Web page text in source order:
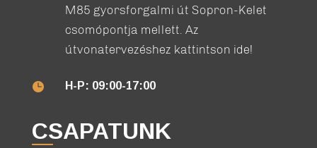
M85 gyorsforgalmi út Sopron-Kelet
csomópontja mellett. Az
útvonatervezéshez kattintson ide!
 H-P: 09:00-17:00
CSAPATUNK